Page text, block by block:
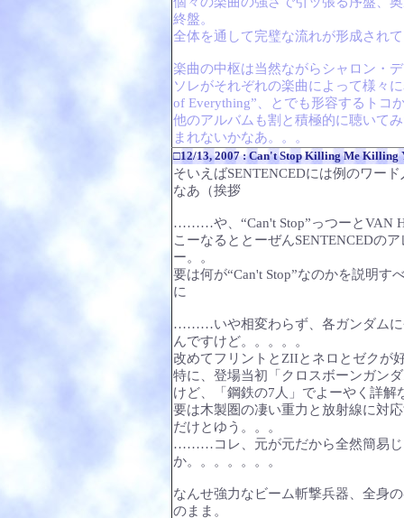
終盤。
全体を通して完璧な流れが形成され
楽曲の中枢は当然ながらシャロン・
ソレがそれぞれの楽曲によって様々
of Everything”、とでも形容するトコ
他のアルバムも割と積極的に聴いて
まれないかなあ。。。
□12/13, 2007 : Can't Stop Killing Me Killing
そいえばSENTENCEDには例のワー
なあ（挨拶
………や、“Can't Stop”っつーとVAN
こーなるととーぜんSENTENCEDの
ー。。
要は何が“Can't Stop”なのかを説明す
に
………いや相変わらず、各ガンダムに
んですけど。。。。。
改めてフリントとΖIIとネロとゼクが
特に、登場当初「クロスボーンガン
けど、「鋼鉄の7人」でよーやく詳解
要は木製圏の凄い重力と放射線に対
だけとゆう。。。
………コレ、元が元だから全然簡易じ
か。。。。。。。
なんせ強力なビーム斬撃兵器、全身
のまま。